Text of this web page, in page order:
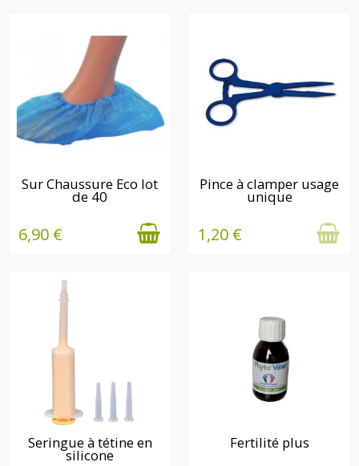
EN STOCK
Sur Chaussure Eco lot
de 40
6,90 €
EN STOCK
Pince à clamper usage
unique
1,20 €
EN STOCK
Seringue à tétine en
silicone
EN STOCK
Fertilité plus